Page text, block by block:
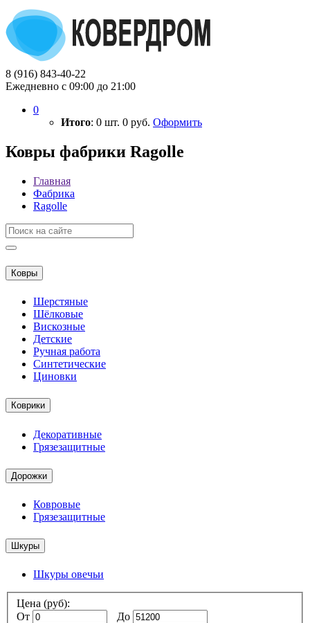
8 (916) 843-40-22
Ежедневно с 09:00 до 21:00
0
Итого: 0 шт. 0 руб. Оформить
Ковры фабрики Ragolle
Главная
Фабрика
Ragolle
Ковры
Шерстяные
Шёлковые
Вискозные
Детские
Ручная работа
Синтетические
Циновки
Коврики
Декоративные
Грязезащитные
Дорожки
Ковровые
Грязезащитные
Шкуры
Шкуры овечьи
Цена (руб):
От
До